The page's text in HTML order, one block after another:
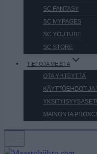
SC FANTASY
SC MYPAGES
SC YOUTUBE
SC STORE
TIETOJA MEISTÄ
OTA YHTEYTTÄ
KÄYTTÖEHDOT
MAINONTA